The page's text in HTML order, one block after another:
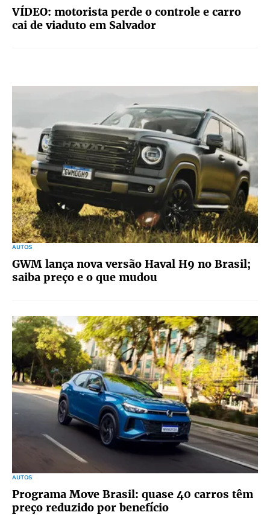
VÍDEO: motorista perde o controle e carro
cai de viaduto em Salvador
AUTOS
GWM lança nova versão Haval H9 no Brasil;
saiba preço e o que mudou
AUTOS
Programa Move Brasil: quase 40 carros têm
preço reduzido por benefício